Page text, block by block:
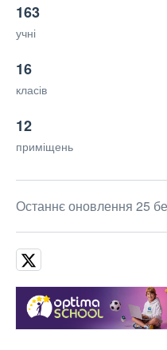
163
учні
16
класів
12
приміщень
Останнє оновлення 25